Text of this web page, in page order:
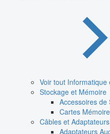
Voir tout Informatique
Stockage et Mémoire
Accessoires de
Cartes Mémoire
Câbles et Adaptateurs
Adaptateurs